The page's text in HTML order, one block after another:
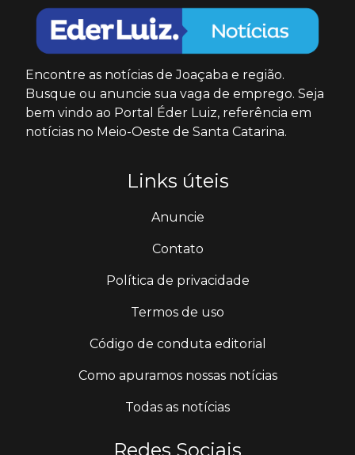
Encontre as notícias de Joaçaba e região.
Busque ou anuncie sua vaga de emprego. Seja
bem vindo ao Portal Éder Luiz, referência em
notícias no Meio-Oeste de Santa Catarina.
Links úteis
Anuncie
Contato
Política de privacidade
Termos de uso
Código de conduta editorial
Como apuramos nossas notícias
Todas as notícias
Redes Sociais